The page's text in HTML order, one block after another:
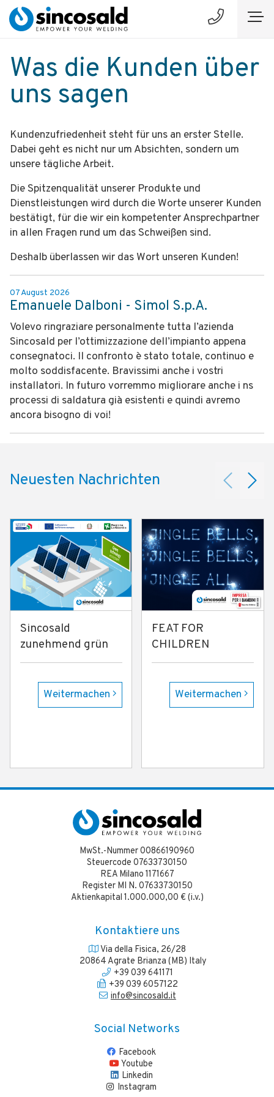
Was die Kunden über
uns sagen
Kundenzufriedenheit steht für uns an erster Stelle.
Dabei geht es nicht nur um Absichten, sondern um
unsere tägliche Arbeit.
Die Spitzenqualität unserer Produkte und
Dienstleistungen wird durch die Worte unserer Kunden
bestätigt, für die wir ein kompetenter Ansprechpartner
in allen Fragen rund um das Schweißen sind.
Deshalb überlassen wir das Wort unseren Kunden!
07 August 2026
Emanuele Dalboni - Simol S.p.A.
Volevo ringraziare personalmente tutta l’azienda
Sincosald per l’ottimizzazione dell’impianto appena
consegnatoci. Il confronto è stato totale, continuo e
molto soddisfacente. Bravissimi anche i vostri
installatori. In futuro vorremmo migliorare anche i ns
processi di saldatura già esistenti e quindi avremo
ancora bisogno di voi!
Neuesten Nachrichten
Sincosald
zunehmend grün
Weitermachen
FEAT FOR
CHILDREN
Weitermachen
MwSt.-Nummer 00866190960
Steuercode 07633730150
REA Milano 1171667
Register MI N. 07633730150
Aktienkapital 1.000.000,00 € (i.v.)
Kontaktiere uns
Via della Fisica, 26/28
20864 Agrate Brianza (MB) Italy
+39 039 641171
+39 039 6057122
info@sincosald.it
Social Networks
Facebook
Youtube
Linkedin
Instagram